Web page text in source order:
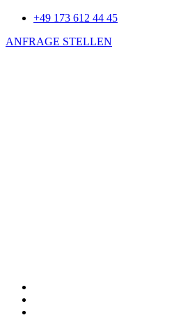
+49 173 612 44 45
ANFRAGE STELLEN